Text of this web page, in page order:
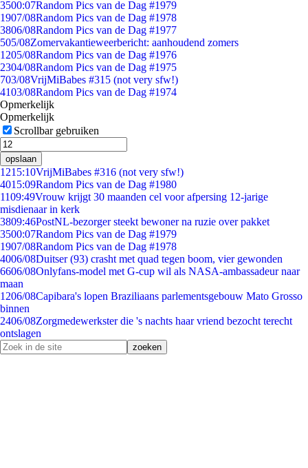
3500:07Random Pics van de Dag #1979
1907/08Random Pics van de Dag #1978
3806/08Random Pics van de Dag #1977
505/08Zomervakantieweerbericht: aanhoudend zomers
1205/08Random Pics van de Dag #1976
2304/08Random Pics van de Dag #1975
703/08VrijMiBabes #315 (not very sfw!)
4103/08Random Pics van de Dag #1974
Opmerkelijk
Opmerkelijk
Scrollbar gebruiken
opslaan
1215:10VrijMiBabes #316 (not very sfw!)
4015:09Random Pics van de Dag #1980
1109:49Vrouw krijgt 30 maanden cel voor afpersing 12-jarige
misdienaar in kerk
3809:46PostNL-bezorger steekt bewoner na ruzie over pakket
3500:07Random Pics van de Dag #1979
1907/08Random Pics van de Dag #1978
4006/08Duitser (93) crasht met quad tegen boom, vier gewonden
6606/08Onlyfans-model met G-cup wil als NASA-ambassadeur naar
maan
1206/08Capibara's lopen Braziliaans parlementsgebouw Mato Grosso
binnen
2406/08Zorgmedewerkster die 's nachts haar vriend bezocht terecht
ontslagen